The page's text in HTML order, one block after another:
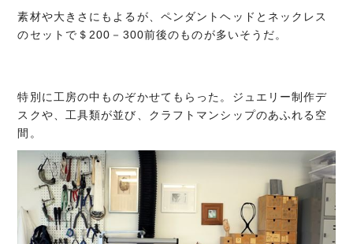
素材や大きさにもよるが、ペンダントヘッドとネックレス
のセットで＄200－300前後のものが多いそうだ。
特別に工房の中ものぞかせてもらった。ジュエリー制作デ
スクや、工具類が並び、クラフトマンシップのあふれる空
間。